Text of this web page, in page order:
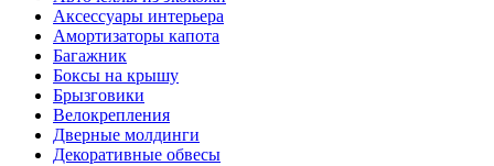
Аксессуары интерьера
Амортизаторы капота
Багажник
Боксы на крышу
Брызговики
Велокрепления
Дверные молдинги
Декоративные обвесы